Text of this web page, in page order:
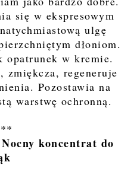
się w ekspresowym
ulgę
dłoniom.
opatrunek w kremie.
zmiękcza, regeneruje
Pozostawia na
warstwę ochronną.
koncentrat do